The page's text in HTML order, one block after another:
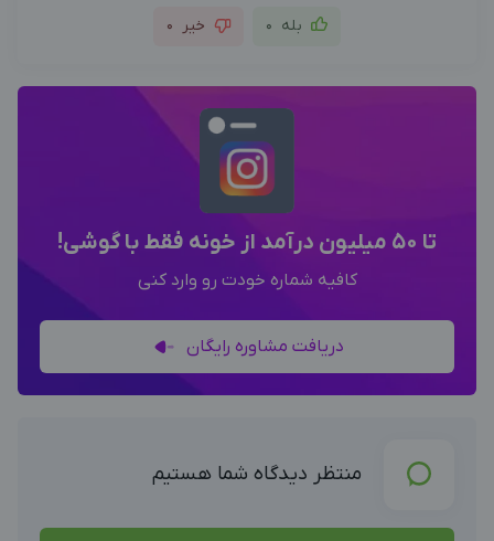
بله 0 خیر 0
تا 50 میلیون درآمد از خونه فقط با گوشی!
کافیه شماره خودت رو وارد کنی
دریافت مشاوره رایگان
منتظر دیدگاه شما هستیم